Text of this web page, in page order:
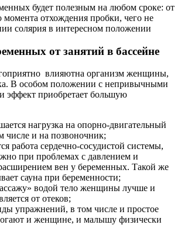
будет полезным на любом сроке: от
момента отхождения пробки, чего не
солярия в интересном положении
от занятий в бассейне
влияютна организм женщины,
В особом положении с непривычными
эффект приобретает большую
нагрузка на опорно-двигательный
числе и на позвоночник;
работа сердечно-сосудистой системы,
при проблемах с давлением и
вен у беременных. Такой же
сауна при беременности;
водой тело женщины лучше и
от отеков;
упражнений, в том числе и простое
и женщине, и малышу физически